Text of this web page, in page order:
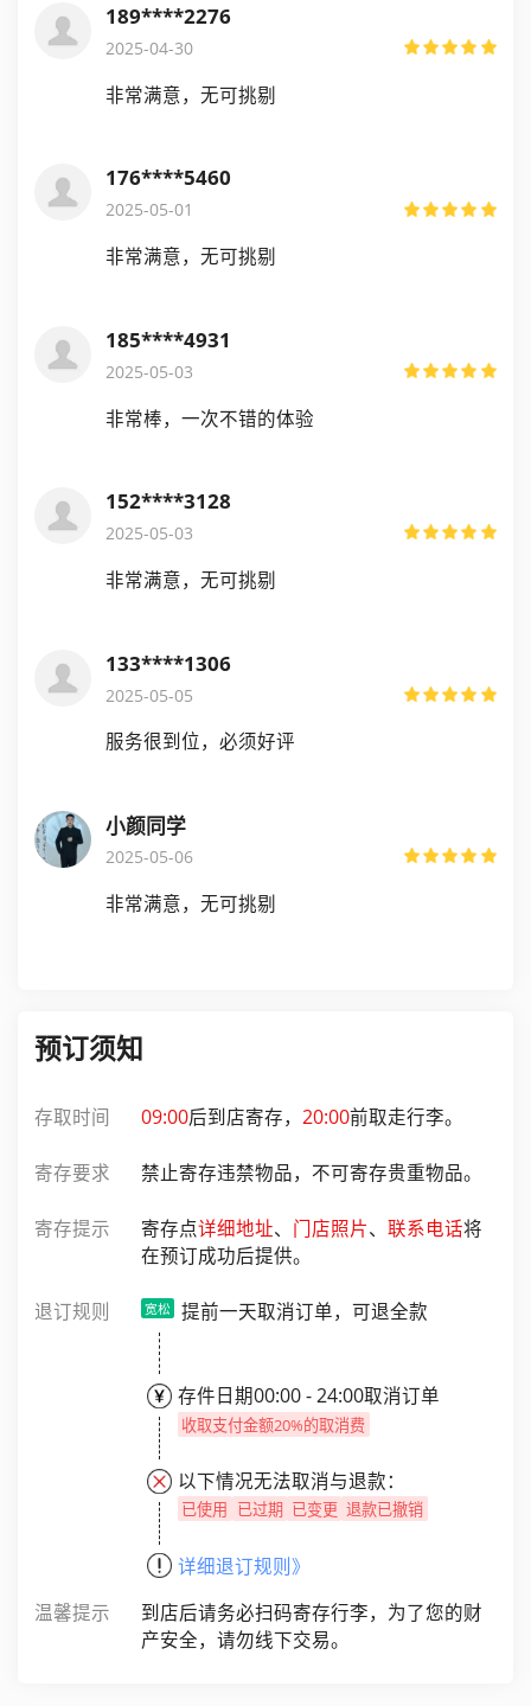
189****2276
2025-04-30
非常满意，无可挑剔
176****5460
2025-05-01
非常满意，无可挑剔
185****4931
2025-05-03
非常棒，一次不错的体验
152****3128
2025-05-03
非常满意，无可挑剔
133****1306
2025-05-05
服务很到位，必须好评
小颜同学
2025-05-06
非常满意，无可挑剔
预订须知
存取时间 09:00后到店寄存， 20:00前取走行李。
寄存要求 禁止寄存违禁物品，不可寄存贵重物品。
寄存提示 寄存点详细地址、 门店照片、 联系电话将
在预订成功后提供。
退订规则 提前一天取消订单，可退全款
存件日期00:00 - 24:00取消订单
收取支付金额20%的取消费
以下情况无法取消与退款：
已使用 已过期 已变更 退款已撤销
详细退订规则》
温馨提示
到店后请务必扫码寄存行李，为了您的财
产安全，请勿线下交易。